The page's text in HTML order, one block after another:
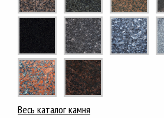
Весь каталог камня